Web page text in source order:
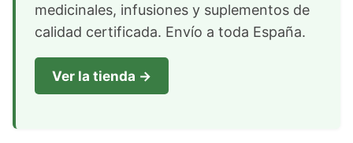
medicinales, infusiones y suplementos de
calidad certificada. Envío a toda España.
Ver la tienda →